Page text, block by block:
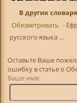
В других
Обезветривать -
русского языка ...
Оставьте Ваше
ошибку в статье о
Ваше имя: